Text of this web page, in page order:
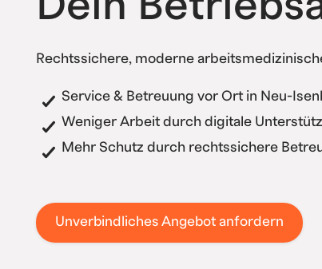
Rechtssichere, moderne
Service & Betreuung vor Ort in Neu-
Weniger Arbeit durch digitale
Mehr Schutz durch rechtssichere
Unverbindliches Angebot anfordern